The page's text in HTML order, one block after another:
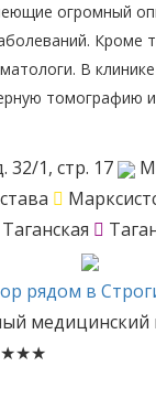
огромный
Кроме
В
томографию
32/1, стр. 17
Таганская
рядом в
медицинский
★★★